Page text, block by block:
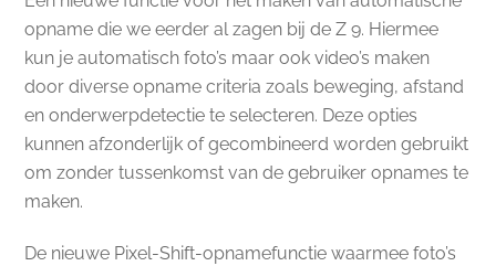
opname die we eerder al zagen bij de Z 9. Hiermee
kun je automatisch foto’s maar ook video’s maken
door diverse opname criteria zoals beweging, afstand
en onderwerpdetectie te selecteren. Deze opties
kunnen afzonderlijk of gecombineerd worden gebruikt
om zonder tussenkomst van de gebruiker opnames te
maken.
De nieuwe Pixel-Shift-opnamefunctie waarmee foto’s